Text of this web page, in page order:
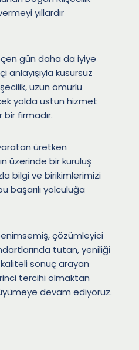
yıllardır
gün daha da iyiye
kusursuz
uzun ömürlü
yolda üstün hizmet
bir firmadır.
üretken
üzerinde bir kuruluş
bilgi ve birikimlerimizi
başarılı yolculuğa
çözümleyici
tutan, yeniliği
sonuç arayan
tercihi olmaktan
devam ediyoruz.